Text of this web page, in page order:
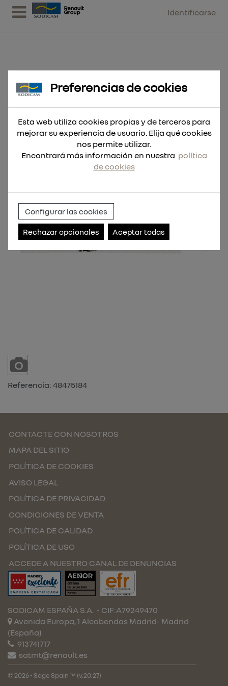
Identificarse
Hoja Sable Metal THIN KERF
150mm 18Tpi - 5uds
Referencia: 48475184
CONTACTE CON NOSOTROS
MAPA DEL SITIO
POLÍTICA DE COOKIES
AVISO LEGAL
POLÍTICA DE PRIVACIDAD
CONDICIONES DE VENTA
POLÍTICA DE CALIDAD
POLÍTICA DE USO
ACCEDE A NUESTRO CANAL DE DENUNCIAS
SODICAM ESPAÑA S.A. - CIF:A79249470
Avenida Europa, 1 Alcobendas Madrid- Madrid
(España)
913741717
satmt@renault.es
© 2026 - Sage Spain ™ (v.20.27)
Preferencias de cookies
Esta web utiliza cookies propias y de terceros para
mejorar su experiencia de usuario. Elija qué cookies
nos permite utilizar.
Encontrará más información en nuestra política
de cookies
Configurar las cookies
Rechazar opcionales Aceptar todas